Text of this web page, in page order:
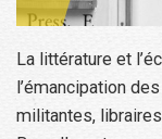
La littérature et
l’émancipation
militantes,